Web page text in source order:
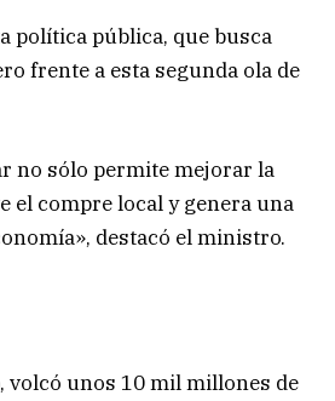
política pública, que busca
frente a esta segunda ola de
no sólo permite mejorar la
el compre local y genera una
destacó el ministro.
volcó unos 10 mil millones de